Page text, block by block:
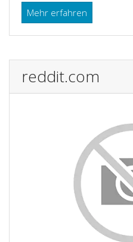
Mehr erfahren
reddit.com